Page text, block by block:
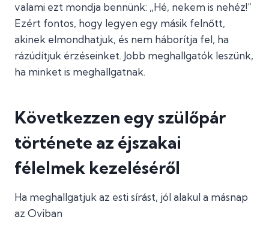
valami ezt mondja bennünk: „Hé, nekem is nehéz!”
Ezért fontos, hogy legyen egy másik felnőtt,
akinek elmondhatjuk, és nem háborítja fel, ha
rázúdítjuk érzéseinket. Jobb meghallgatók leszünk,
ha minket is meghallgatnak.
Következzen egy szülőpár
története az éjszakai
félelmek kezeléséről
Ha meghallgatjuk az esti sírást, jól alakul a másnap
az Oviban